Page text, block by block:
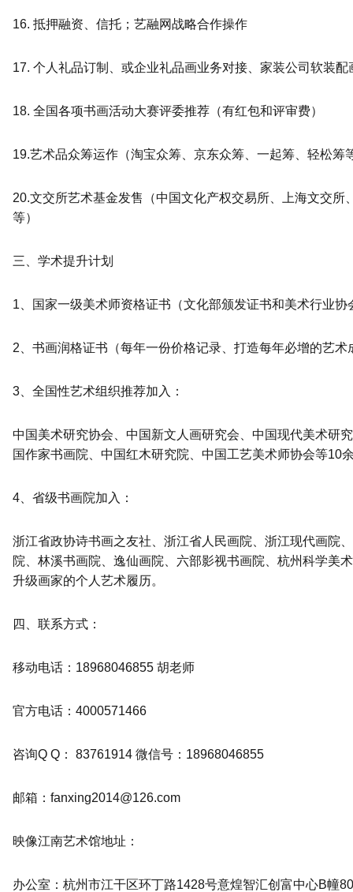
16. 抵押融资、信托；艺融网战略合作操作
17. 个人礼品订制、或企业礼品画业务对接、家装公司软装配
18. 全国各项书画活动大赛评委推荐（有红包和评审费）
19.艺术品众筹运作（淘宝众筹、京东众筹、一起筹、轻松筹
20.文交所艺术基金发售（中国文化产权交易所、上海文交所
等）
三、学术提升计划
1、国家一级美术师资格证书（文化部颁发证书和美术行业协
2、书画润格证书（每年一份价格记录、打造每年必增的艺术
3、全国性艺术组织推荐加入：
中国美术研究协会、中国新文人画研究会、中国现代美术研
国作家书画院、中国红木研究院、中国工艺美术师协会等10
4、省级书画院加入：
浙江省政协诗书画之友社、浙江省人民画院、浙江现代画院
院、林溪书画院、逸仙画院、六部影视书画院、杭州科学美
升级画家的个人艺术履历。
四、联系方式：
移动电话：18968046855 胡老师
官方电话：4000571466
咨询Q Q： 83761914 微信号：18968046855
邮箱：fanxing2014@126.com
映像江南艺术馆地址：
办公室：杭州市江干区环丁路1428号意煌智汇创富中心B幢